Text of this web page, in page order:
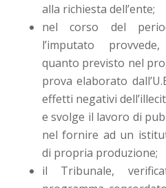
alla richiesta dell’ente;
nel corso del
l’imputato
quanto previsto nel
prova elaborato
effetti negativi
e svolge il lavoro di
nel fornire ad un
di propria produzione;
il Tribunale,